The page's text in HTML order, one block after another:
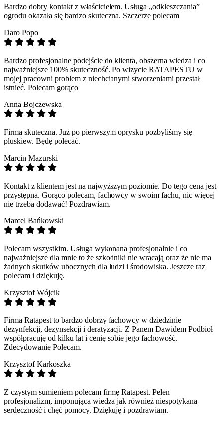
Bardzo dobry kontakt z właścicielem. Usługa „odkleszczania”
ogrodu okazała się bardzo skuteczna. Szczerze polecam
Daro Popo
Bardzo profesjonalne podejście do klienta, obszerna wiedza i co
najważniejsze 100% skuteczność. Po wizycie RATAPESTU w
mojej pracowni problem z niechcianymi stworzeniami przestał
istnieć. Polecam gorąco
Anna Bojczewska
Firma skuteczna. Już po pierwszym oprysku pozbyliśmy się
pluskiew. Będę polecać.
Marcin Mazurski
Kontakt z klientem jest na najwyższym poziomie. Do tego cena jest
przystępna. Gorąco polecam, fachowcy w swoim fachu, nic więcej
nie trzeba dodawać! Pozdrawiam.
Marcel Bańkowski
Polecam wszystkim. Usługa wykonana profesjonalnie i co
najważniejsze dla mnie to że szkodniki nie wracają oraz że nie ma
żadnych skutków ubocznych dla ludzi i środowiska. Jeszcze raz
polecam i dziękuję.
Krzysztof Wójcik
Firma Ratapest to bardzo dobrzy fachowcy w dziedzinie
dezynfekcji, dezynsekcji i deratyzacji. Z Panem Dawidem Podbioł
współpracuję od kilku lat i cenię sobie jego fachowość.
Zdecydowanie Polecam.
Krzysztof Karkoszka
Z czystym sumieniem polecam firmę Ratapest. Pełen
profesjonalizm, imponująca wiedza jak również niespotykana
serdeczność i chęć pomocy. Dziękuję i pozdrawiam.